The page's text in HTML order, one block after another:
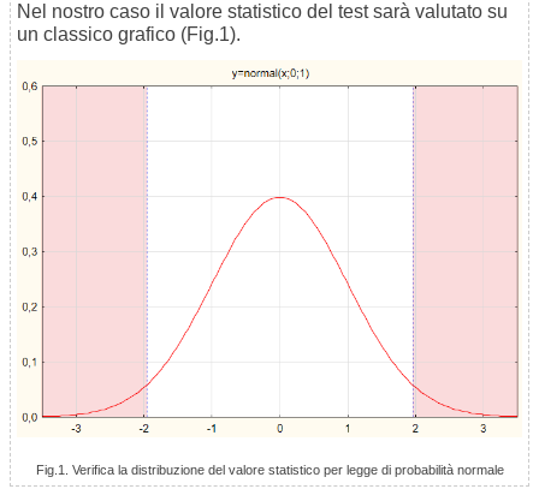
Nel nostro caso il valore statistico del test sarà valutato su
un classico grafico (Fig.1).
Fig.1. Verifica la distribuzione del valore statistico per legge di probabilità normale